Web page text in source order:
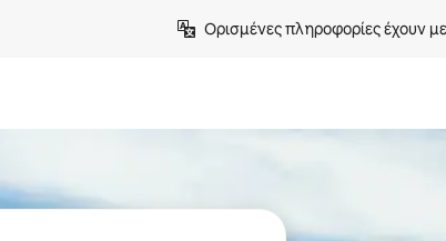
Ορισμένες πληροφορίες έχουν